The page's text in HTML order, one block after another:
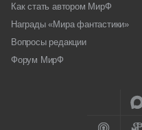
Как стать автором МирФ
Награды «Мира фантастики»
Вопросы редакции
Форум МирФ